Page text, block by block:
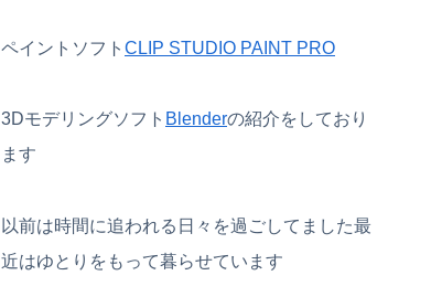
ペイントソフト CLIP STUDIO PAINT PRO
3Dモデリングソフト Blenderの紹介をしており
ます
以前は時間に追われる日々を過ごしてました最
近はゆとりをもって暮らせています